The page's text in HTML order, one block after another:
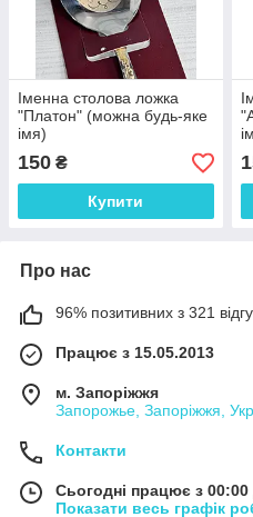
Іменна столова ложка
"Платон" (можна будь-яке
імя)
150 ₴
Купити
Про нас
96% позитивних з 321
Працює з 15.05.2013
м. Запоріжжя
Запорожье, Запоріжжя,
Контакти
Сьогодні працює з
Показати весь графік